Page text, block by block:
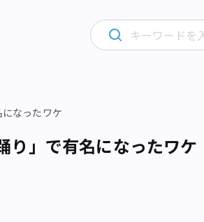
なったワケ
り」で有名になったワケ